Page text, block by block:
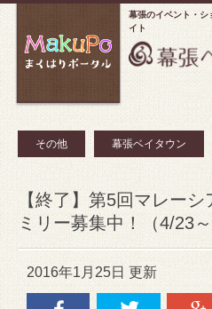
幕張のイベント・シ
イト
その他 幕張ベイタウン
【終了】第5回マレー
ミリー募集中！（4/23
2016年1月25日 更新